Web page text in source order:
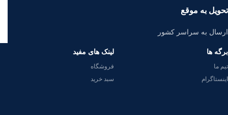
تحویل به موقع
ارسال به سراسر کشور
برگه ها
تیم ما
اینستاگرام
لینک های مفید
فروشگاه
سبد خرید